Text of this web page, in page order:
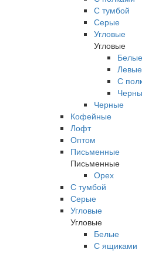
С тумбой
Серые
Угловые
Угловые
Белые
Левые
С
Черные
Кофейные
Лофт
Оптом
Письменные
Письменные
Орех
С тумбой
Серые
Угловые
Угловые
Белые
С ящиками